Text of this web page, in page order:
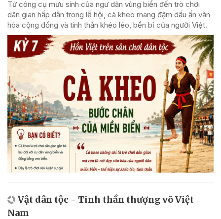
Từ công cụ mưu sinh của ngư dân vùng biển đến trò chơi
dân gian hấp dẫn trong lễ hội, cà kheo mang đậm dấu ấn văn
hóa cộng đồng và tinh thần khéo léo, bền bỉ của người Việt.
Vật dân tộc - Tinh thần thượng võ Việt
Nam